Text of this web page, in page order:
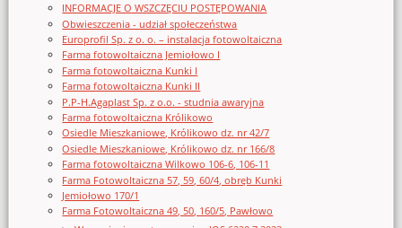
INFORMACJE O WSZCZĘCIU POSTĘPOWANIA
Obwieszczenia - udział społeczeństwa
Europrofil Sp. z o. o. – instalacja fotowoltaiczna
Farma fotowoltaiczna Jemiołowo I
Farma fotowoltaiczna Kunki I
Farma fotowoltaiczna Kunki II
P.P-H.Agaplast Sp. z o.o. - studnia awaryjna
Farma fotowoltaiczna Królikowo
Osiedle Mieszkaniowe, Królikowo dz. nr 42/7
Osiedle Mieszkaniowe, Królikowo dz. nr 166/8
Farma fotowoltaiczna Wilkowo 106-6, 106-11
Farma Fotowoltaiczna 57, 59, 60/4, obręb Kunki
Jemiołowo 170/1
Farma Fotowoltaiczna 49, 50, 160/5, Pawłowo